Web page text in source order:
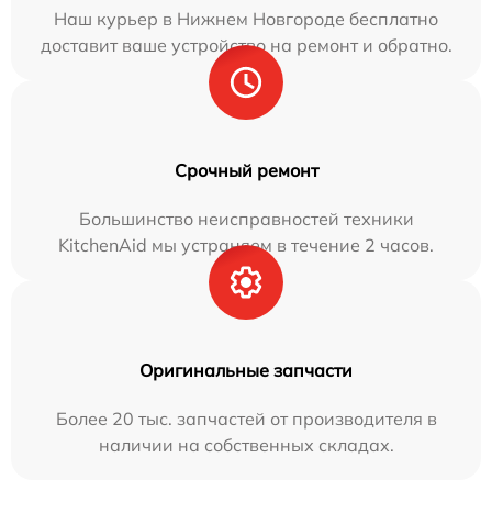
Наш курьер в Нижнем Новгороде бесплатно
доставит ваше устройство на ремонт и обратно.
Срочный ремонт
Большинство неисправностей техники
KitchenAid мы устраняем в течение 2 часов.
Оригинальные запчасти
Более 20 тыс. запчастей от производителя в
наличии на собственных складах.